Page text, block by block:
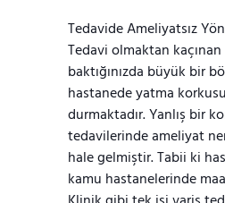
Tedavide Ameliyatsız
Tedavi olmaktan
baktığınızda büyük bir
hastanede yatma
durmaktadır. Yanlış bir
tedavilerinde ameliyat
hale gelmiştir. Tabii ki
kamu hastanelerinde